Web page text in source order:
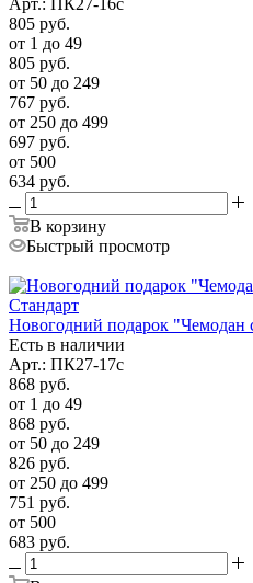
805 руб.
от 1 до 49
805 руб.
от 50 до 249
767 руб.
от 250 до 499
697 руб.
от 500
634 руб.
В корзину
Быстрый просмотр
Новогодний подарок "Чемодан
Есть в наличии
Арт.: ПК27-17с
868 руб.
от 1 до 49
868 руб.
от 50 до 249
826 руб.
от 250 до 499
751 руб.
от 500
683 руб.